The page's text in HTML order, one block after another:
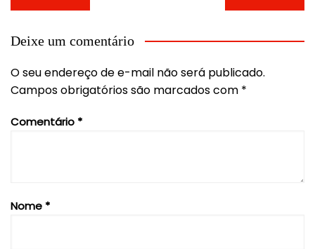
de
Post
Deixe um comentário
O seu endereço de e-mail não será publicado.
Campos obrigatórios são marcados com *
Comentário *
Nome *